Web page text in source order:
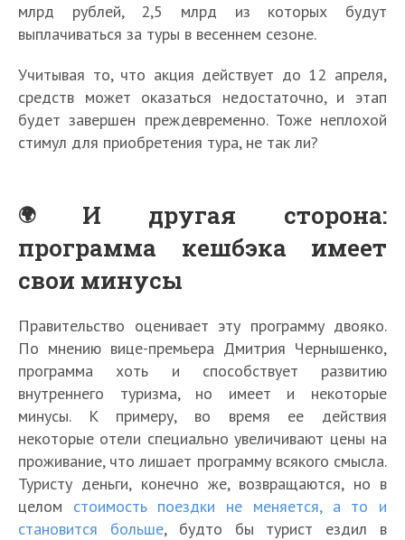
млрд рублей, 2,5 млрд из которых будут
выплачиваться за туры в весеннем сезоне.
Учитывая то, что акция действует до 12 апреля,
средств может оказаться недостаточно, и этап
будет завершен преждевременно. Тоже неплохой
стимул для приобретения тура, не так ли?
И другая сторона:
программа кешбэка имеет
свои минусы
Правительство оценивает эту программу двояко.
По мнению вице-премьера Дмитрия Чернышенко,
программа хоть и способствует развитию
внутреннего туризма, но имеет и некоторые
минусы. К примеру, во время ее действия
некоторые отели специально увеличивают цены на
проживание, что лишает программу всякого смысла.
Туристу деньги, конечно же, возвращаются, но в
целом стоимость поездки не меняется, а то и
становится больше, будто бы турист ездил в